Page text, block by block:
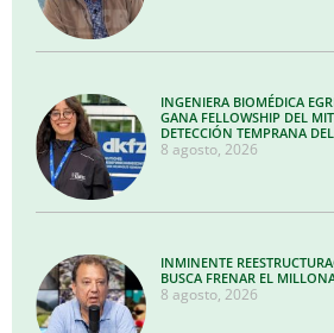
INGENIERA BIOMÉDICA
GANA FELLOWSHIP DEL
DETECCIÓN TEMPRANA
8 agosto, 2026
INMINENTE
BUSCA FRENAR EL
8 agosto, 2026